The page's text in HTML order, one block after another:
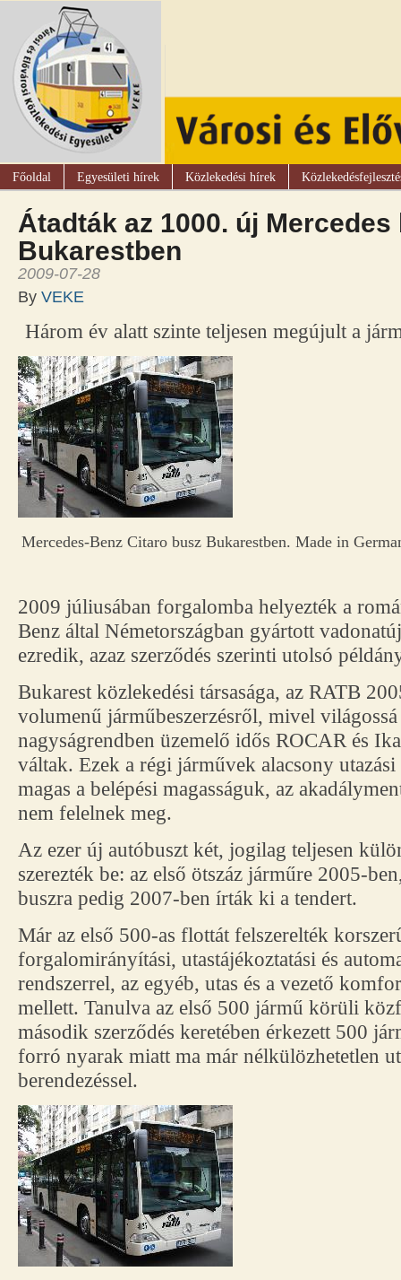
Főoldal Egyesületi hírek Közlekedési hírek
Átadták az 1000. új Mercedes
Bukarestben
2009-07-28
By VEKE
Három év alatt szinte teljesen megújult a
Mercedes-Benz Citaro busz Bukarestben. Made in
2009 júliusában forgalomba helyezték a
Benz által Németországban gyártott
ezredik, azaz szerződés szerinti utolsó
Bukarest közlekedési társasága, az RATB
volumenű járműbeszerzésről, mivel
nagyságrendben üzemelő idős ROCAR és
váltak. Ezek a régi járművek alacsony
magas a belépési magasságuk, az
nem felelnek meg.
Az ezer új autóbuszt két, jogilag teljesen
szerezték be: az első ötszáz járműre 2005-
buszra pedig 2007-ben írták ki a tendert.
Már az első 500-as flottát felszerelték
forgalomirányítási, utastájékoztatási és
rendszerrel, az egyéb, utas és a vezető
mellett. Tanulva az első 500 jármű körüli
második szerződés keretében érkezett 500
forró nyarak miatt ma már nélkülözhetetlen
berendezéssel.